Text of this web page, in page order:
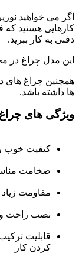
اگر می خواهید
کارهایی هستید که
دفنی به کار ببرید.
این مدل چراغ در
همچنین چراغ های
ها داشته باشد.
ویژگی های
کیفیت خوب
ضخامت
مقاومت زیاد
نصب راحت و
قابلیت
کردن کار